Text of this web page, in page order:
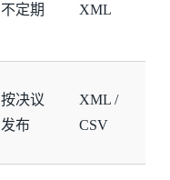
不定期 XML
按决议
发布
XML /
CSV